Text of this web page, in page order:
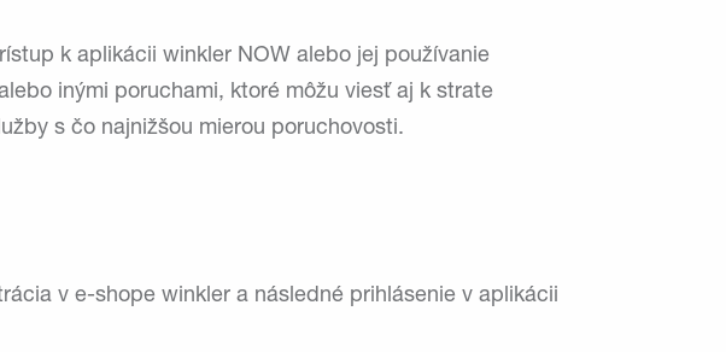
k aplikácii winkler NOW alebo jej používanie
inými poruchami, ktoré môžu viesť aj k strate
s čo najnižšou mierou poruchovosti.
v e-shope winkler a následné prihlásenie v aplikácii